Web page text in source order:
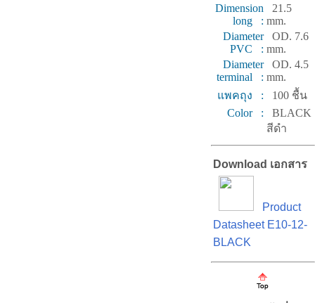
Dimension
long :
21.5
mm.
Diameter
PVC :
OD. 7.6
mm.
Diameter
terminal :
OD. 4.5
mm.
แพคถุง :
100 ชื้น
Color :
BLACK
สีดำ
Download เอกสาร
Product
Datasheet E10-12-
BLACK